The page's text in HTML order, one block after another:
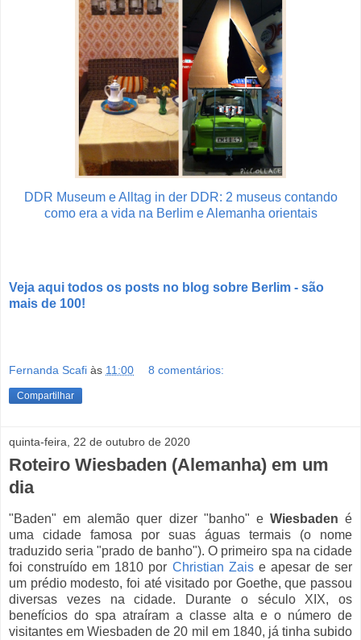
DDR Museum e Alltag in der DDR: 2 museus contando
como era a vida na Berlim e Alemanha orientais
Veja aqui todos os posts no blog sobre Berlim - são
mais de 100!
Fernanda Scafi às 11:00 8 comentários:
Compartilhar
quinta-feira, 22 de outubro de 2020
Roteiro Wiesbaden (Alemanha) em um
dia
"Baden" em alemão quer dizer "banho" e Wiesbaden é
uma cidade famosa por suas águas termais (o nome
traduzido seria "prado de banho"). O primeiro spa na cidade
foi construído em 1810 por Christian Zaise apesar de ser
um prédio modesto, foi até visitado por Goethe, que passou
diversas vezes na cidade. Durante o século XIX, os
benefícios do spa atraíram a classe alta e o número de
visitantes em Wiesbaden de 20 mil em 1840, já tinha subido